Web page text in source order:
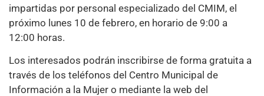
impartidas por personal especializado del CMIM, el
próximo lunes 10 de febrero, en horario de 9:00 a
12:00 horas.
Los interesados podrán inscribirse de forma gratuita a
través de los teléfonos del Centro Municipal de
Información a la Mujer o mediante la web del